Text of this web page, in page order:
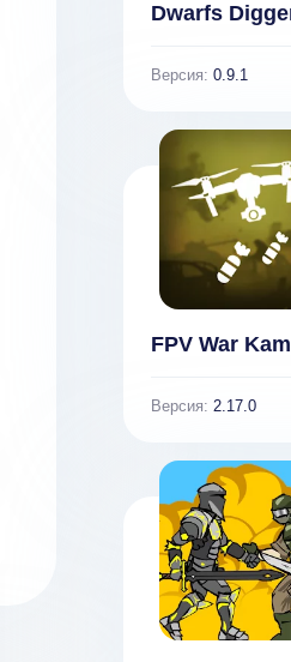
Dwarfs
Версия: 0.9.1
FPV War
Версия: 2.17.0